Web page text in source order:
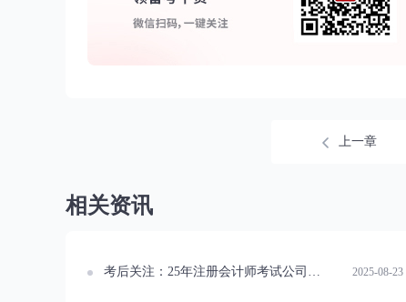
上一章
相关资讯
考后关注：25年注册会计师考试公司战略与风险管理真题及答案 2025-08-23